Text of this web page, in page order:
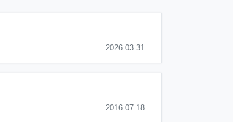
2026.03.31
2016.07.18